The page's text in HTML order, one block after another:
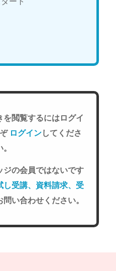
閲覧するにはログイ
ログインしてくださ
の会員ではないです
し受講、資料請求、受
問い合わせください。